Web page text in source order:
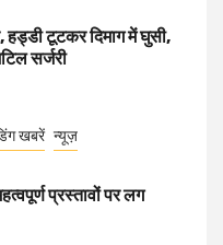
हड्डी टूटकर दिमाग में घुसी,
सर्जरी
खबरें न्यूज़
प्रस्तावों पर लग